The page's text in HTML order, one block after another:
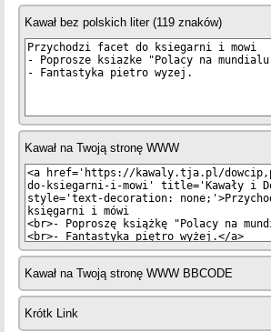
Kawał bez polskich liter (119 znaków)
Kawał na Twoją stronę WWW
Kawał na Twoją stronę WWW BBCODE
Krótk Link